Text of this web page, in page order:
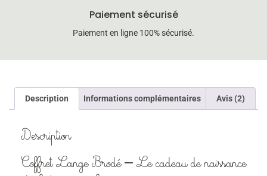
Paiement sécurisé
Paiement en ligne 100% sécurisé.
Description Informations complémentaires Avis (2)
Description
Coffret Lange Brodé – Le cadeau de naissance